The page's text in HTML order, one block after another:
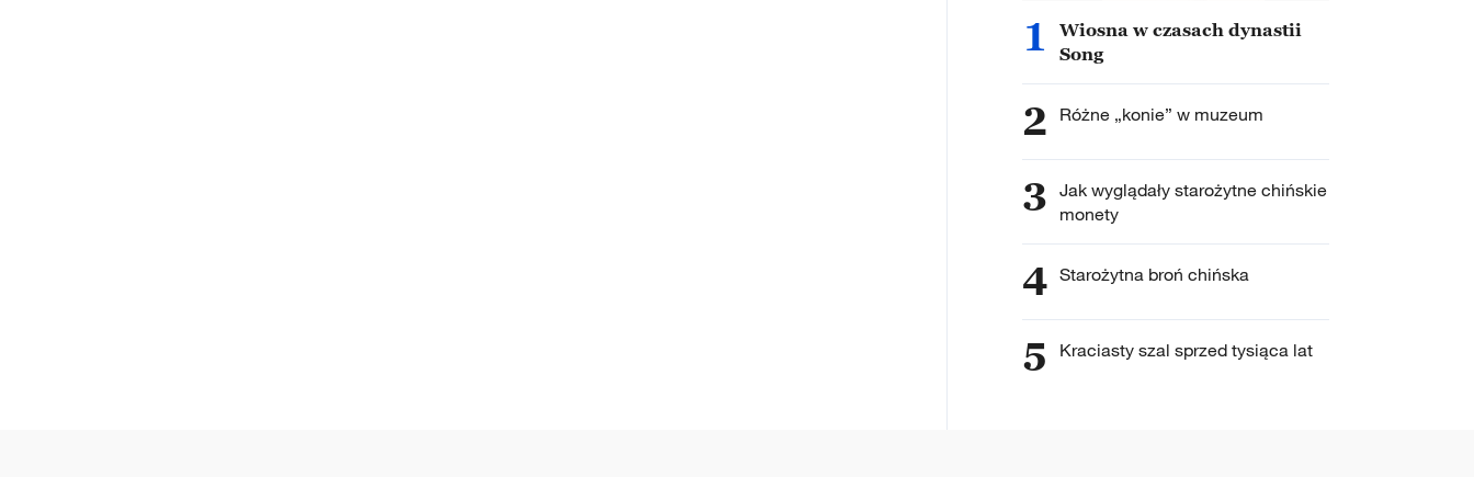
1
Wiosna w czasach dynastii
Song
2 Różne „konie” w muzeum
3 Jak wyglądały starożytne chińskie
monety
4 Starożytna broń chińska
5 Kraciasty szal sprzed tysiąca lat